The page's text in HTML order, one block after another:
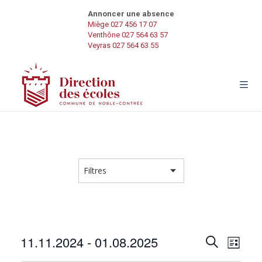
Annoncer une absence
Miège 027 456 17 07
Venthône 027 564 63 57
Veyras 027 564 63 55
R
R
N
a
L
11.11.2024 - 01.08.2025